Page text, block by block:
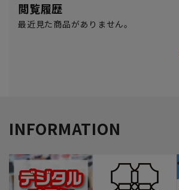
閲覧履歴
最近見た商品がありません。
INFORMATION